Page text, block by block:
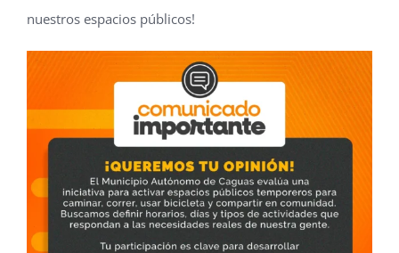
nuestros espacios públicos!